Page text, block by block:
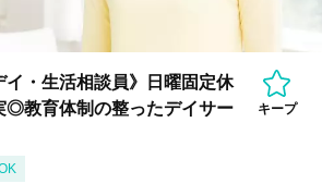
イ・生活相談員》日曜固定休
教育体制の整ったデイサー
キープ